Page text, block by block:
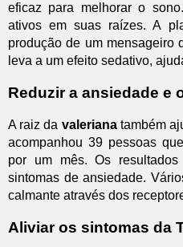
eficaz para melhorar o
ativos em suas raízes. A
produção de um mensageiro
leva a um efeito sedativo,
Reduzir a ansiedade e
A raiz da valerianatambém
acompanhou 39 pessoas
por um mês. Os
sintomas de ansiedade.
calmante através dos
Aliviar os sintomas da